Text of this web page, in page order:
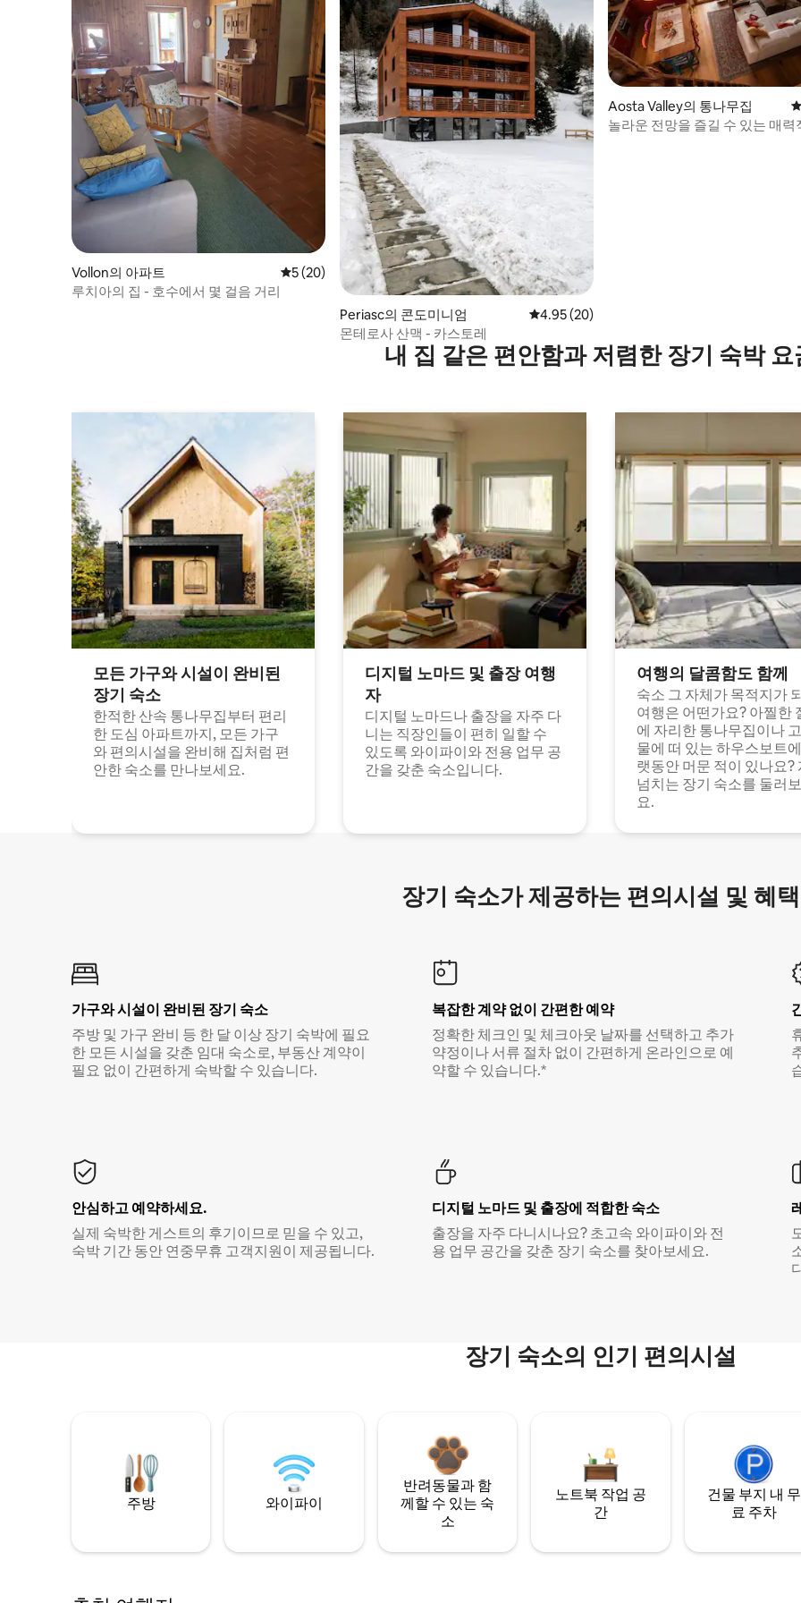
Vollon의 아파트 평점 5점(5점 만점), 후기 20개
5 (20)
루치아의 집 - 호수에서 몇 걸음 거리
Periasc의 콘도미니엄
평점 4.95점(5점 만점), 후기 20개
4.95 (20)
몬테로사 산맥 - 카스토레
Aosta Valley의 통나무집
놀라운 전망을 즐길 수 있는 매력
내 집 같은 편안함과 저렴한 장기 숙박 요
모든 가구와 시설이 완비된
장기 숙소
한적한 산속 통나무집부터 편리
한 도심 아파트까지, 모든 가구
와 편의시설을 완비해 집처럼 편
안한 숙소를 만나보세요.
디지털 노마드 및 출장 여행
자
디지털 노마드나 출장을 자주 다
니는 직장인들이 편히 일할 수
있도록 와이파이와 전용 업무 공
간을 갖춘 숙소입니다.
여행의 달콤함도 함께
숙소 그 자체가 목적지가
여행은 어떤가요? 아찔한
에 자리한 통나무집이나
물에 떠 있는 하우스보트
랫동안 머문 적이 있나요?
넘치는 장기 숙소를 둘러
요.
장기 숙소가 제공하는 편의시설 및 혜택
가구와 시설이 완비된 장기 숙소
주방 및 가구 완비 등 한 달 이상 장기 숙박에 필요
한 모든 시설을 갖춘 임대 숙소로, 부동산 계약이
필요 없이 간편하게 숙박할 수 있습니다.
복잡한 계약 없이 간편한 예약
정확한 체크인 및 체크아웃 날짜를 선택하고 추가
약정이나 서류 절차 없이 간편하게 온라인으로 예
약할 수 있습니다.*
안심하고 예약하세요.
실제 숙박한 게스트의 후기이므로 믿을 수 있고,
숙박 기간 동안 연중무휴 고객지원이 제공됩니다.
디지털 노마드 및 출장에 적합한 숙소
출장을 자주 다니시나요? 초고속 와이파이와 전
용 업무 공간을 갖춘 장기 숙소를 찾아보세요.
장기 숙소의 인기 편의시설
주방 와이파이
반려동물과 함
께할 수 있는 숙
소
노트북 작업 공
간
건물 부지 내 무
료 주차